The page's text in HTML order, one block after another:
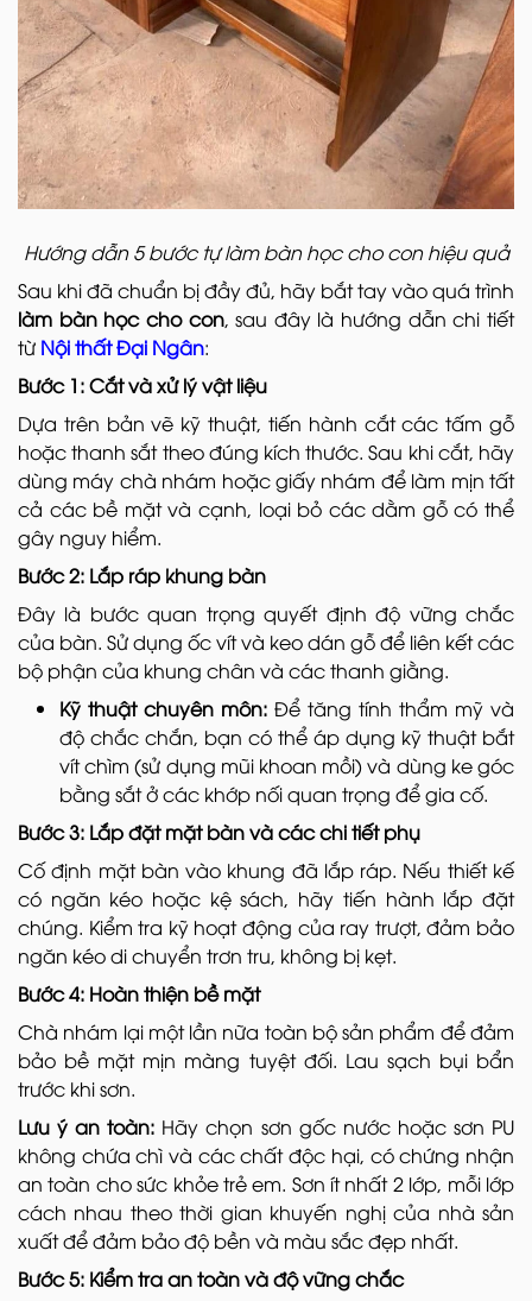
Hướng dẫn 5 bước tự làm bàn học cho con hiệu quả
Sau khi đã chuẩn bị đầy đủ, hãy bắt tay vào quá trình
làm bàn học cho con, sau đây là hướng dẫn chi tiết
từ Nội thất Đại Ngân:
Bước 1: Cắt và xử lý vật liệu
Dựa trên bản vẽ kỹ thuật, tiến hành cắt các tấm gỗ
hoặc thanh sắt theo đúng kích thước. Sau khi cắt, hãy
dùng máy chà nhám hoặc giấy nhám để làm mịn tất
cả các bề mặt và cạnh, loại bỏ các dằm gỗ có thể
gây nguy hiểm.
Bước 2: Lắp ráp khung bàn
Đây là bước quan trọng quyết định độ vững chắc
của bàn. Sử dụng ốc vít và keo dán gỗ để liên kết các
bộ phận của khung chân và các thanh giằng.
Kỹ thuật chuyên môn: Để tăng tính thẩm mỹ và
độ chắc chắn, bạn có thể áp dụng kỹ thuật bắt
vít chìm (sử dụng mũi khoan mồi) và dùng ke góc
bằng sắt ở các khớp nối quan trọng để gia cố.
Bước 3: Lắp đặt mặt bàn và các chi tiết phụ
Cố định mặt bàn vào khung đã lắp ráp. Nếu thiết kế
có ngăn kéo hoặc kệ sách, hãy tiến hành lắp đặt
chúng. Kiểm tra kỹ hoạt động của ray trượt, đảm bảo
ngăn kéo di chuyển trơn tru, không bị kẹt.
Bước 4: Hoàn thiện bề mặt
Chà nhám lại một lần nữa toàn bộ sản phẩm để đảm
bảo bề mặt mịn màng tuyệt đối. Lau sạch bụi bẩn
trước khi sơn.
Lưu ý an toàn: Hãy chọn sơn gốc nước hoặc sơn PU
không chứa chì và các chất độc hại, có chứng nhận
an toàn cho sức khỏe trẻ em. Sơn ít nhất 2 lớp, mỗi lớp
cách nhau theo thời gian khuyến nghị của nhà sản
xuất để đảm bảo độ bền và màu sắc đẹp nhất.
Bước 5: Kiểm tra an toàn và độ vững chắc